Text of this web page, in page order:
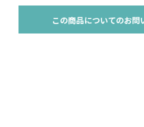
この商品についてのお問